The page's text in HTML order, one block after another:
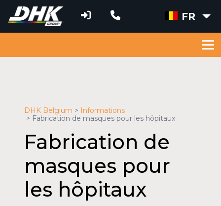
FR
DHK Belgium
Informations
Fabrication de masques pour les hôpitaux
Fabrication de
masques pour
les hôpitaux